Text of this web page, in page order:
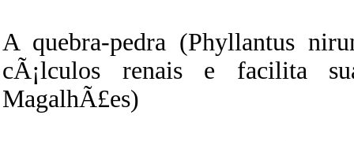
A quebra-pedra (Phyllantus
cÃ¡lculos renais e facilita
MagalhÃ£es)